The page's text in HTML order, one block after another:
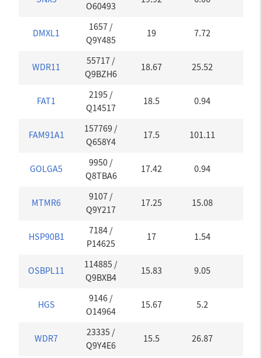
O60493
DMXL1
1657 /
Q9Y485
19 7.72
WDR11
55717 /
Q9BZH6
18.67 25.52
FAT1
2195 /
Q14517
18.5 0.94
FAM91A1
157769 /
Q658Y4
17.5 101.11
GOLGA5
9950 /
Q8TBA6
17.42 0.94
MTMR6
9107 /
Q9Y217
17.25 15.08
HSP90B1
7184 /
P14625
17 1.54
OSBPL11
114885 /
Q9BXB4
15.83 9.05
HGS
9146 /
O14964
15.67 5.2
WDR7
23335 /
Q9Y4E6
15.5 26.87